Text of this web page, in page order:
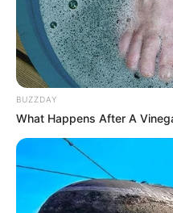
BUZZDAY
What Happens After A